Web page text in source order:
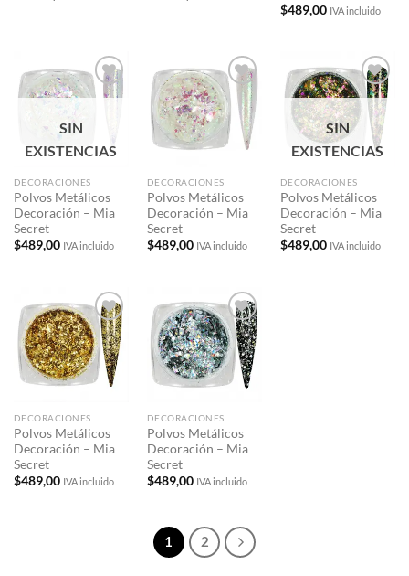
$489,00 IVA incluido
Añadir
SIN
EXISTENCIAS
DECORACIONES
Polvos Metálicos
Decoración – Mia
Secret
$489,00 IVA incluido
Añadir
a la
lista de
deseos
DECORACIONES
Polvos Metálicos
Decoración – Mia
Secret
$489,00 IVA incluido
Añadir
a la
lista de
deseos
SIN
EXISTENCIAS
DECORACIONES
Polvos Metálicos
Decoración – Mia
Secret
$489,00 IVA incluido
Añadir
a la
lista de
deseos
DECORACIONES
Polvos Metálicos
Decoración – Mia
Secret
$489,00 IVA incluido
Añadir
a la
lista de
deseos
DECORACIONES
Polvos Metálicos
Decoración – Mia
Secret
$489,00 IVA incluido
1 2